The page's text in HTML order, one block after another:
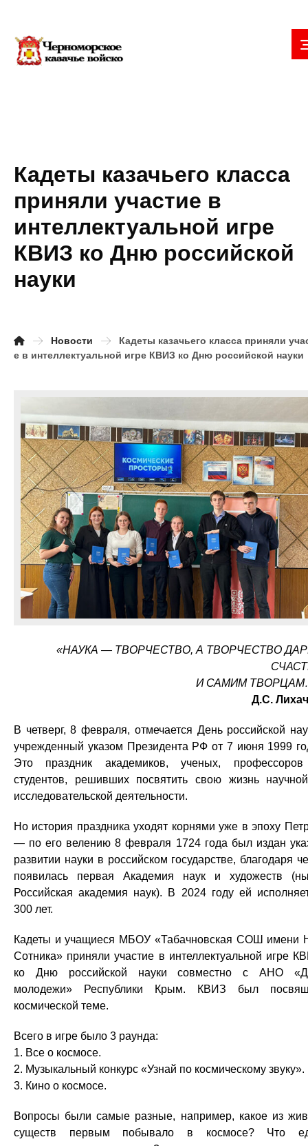
Кадеты казачьего класса
приняли участие в
интеллектуальной игре
КВИЗ ко Дню российской
науки
Новости
Кадеты казачьего класса приняли
е в интеллектуальной игре КВИЗ ко Дню российской науки
«НАУКА — ТВОРЧЕСТВО, А ТВОРЧЕСТВО
И САМИМ
Д.С.
В четверг, 8 февраля, отмечается День российской
учрежденный указом Президента РФ от 7 июня 1999
Это праздник академиков, ученых,
студентов, решивших посвятить свою жизнь
исследовательской деятельности.
Но история праздника уходят корнями уже в эпоху
— по его велению 8 февраля 1724 года был издан
развитии науки в российском государстве, благодаря
появилась первая Академия наук и художеств
Российская академия наук). В 2024 году ей
300 лет.
Кадеты и учащиеся МБОУ «Табачновская СОШ имени
Сотника» приняли участие в интеллектуальной игре
ко Дню российской науки совместно с АНО
молодежи» Республики Крым. КВИЗ был
космической теме.
Всего в игре было 3 раунда:
1. Все о космосе.
2. Музыкальный конкурс «Узнай по космическому звуку».
3. Кино о космосе.
Вопросы были самые разные, например, какое из
существ первым побывало в космосе? Что